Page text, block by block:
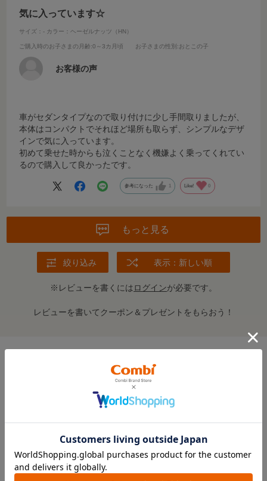
気に入っています☆
サイズ：- カラー：ヘーゼルナッツ（HN）
ご購入時のお子さまの月齢:0～3カ月頃 お子さまの性別 :おとこの子
お客様の声
車がセダンタイプなので取り付けに少し手間取りましたが、
本体はコンパクトでそれほど場所も取らず、シンプルなデザ
インで気に入っています。
初めて乗せた時からも泣くことなく機嫌よく乗ってくれてい
るので購入して良かったです。
参考になった Like! 0
もっと見る
絞り込み 表示：新しい順
※レビューを書くにはログインが必要です。
レビューを書いてクーポン＆プレゼントをもらおう！
FEATURE
おすすめ特集